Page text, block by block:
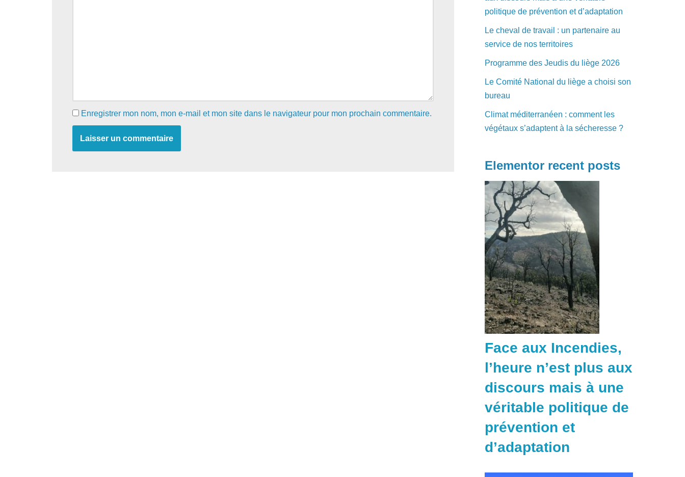
Enregistrer mon nom, mon e-mail et mon site dans le navigateur pour mon prochain commentaire.
politique de prévention et d’adaptation
Le cheval de travail : un partenaire au
service de nos territoires
Programme des Jeudis du liège 2026
Le Comité National du liège a choisi son
bureau
Climat méditerranéen : comment les
végétaux s’adaptent à la sécheresse ?
Elementor recent posts
Face aux Incendies,
l’heure n’est plus aux
discours mais à une
véritable politique de
prévention et
d’adaptation